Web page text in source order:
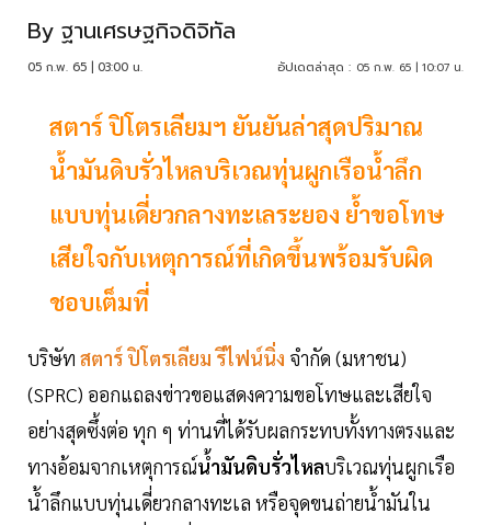
By ฐานเศรษฐกิจดิจิทัล
05 ก.พ. 65 | 03:00 น. อัปเดตล่าสุด : 05 ก.พ. 65 | 10:07 น.
สตาร์ ปิโตรเลียมฯ ยันยันล่าสุดปริมาณ
น้ำมันดิบรั่วไหลบริเวณทุ่นผูกเรือน้ำลึก
แบบทุ่นเดี่ยวกลางทะเลระยอง ย้ำขอโทษ
เสียใจกับเหตุการณ์ที่เกิดขึ้นพร้อมรับผิด
ชอบเต็มที่
บริษัท สตาร์ ปิโตรเลียม รีไฟน์นิ่ง จำกัด (มหาชน)
(SPRC) ออกแถลงข่าวขอแสดงความขอโทษและเสียใจ
อย่างสุดซึ้งต่อ ทุก ๆ ท่านที่ได้รับผลกระทบทั้งทางตรงและ
ทางอ้อมจากเหตุการณ์น้ำมันดิบรั่วไหลบริเวณทุ่นผูกเรือ
น้ำลึกแบบทุ่นเดี่ยวกลางทะเล หรือจุดขนถ่ายน้ำมันใน